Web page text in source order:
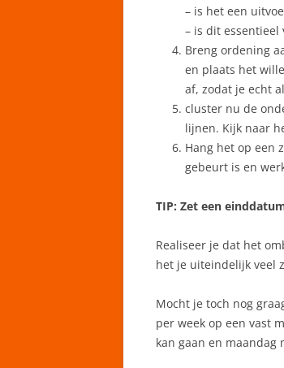
– is het een
– is dit essentieel
Breng ordening
en plaats het
af, zodat je echt
cluster nu de
lijnen. Kijk naar
Hang het op een
gebeurt is en
TIP: Zet een
Realiseer je dat het
het je uiteindelijk veel
Mocht je toch nog
per week op een vast
kan gaan en maandag